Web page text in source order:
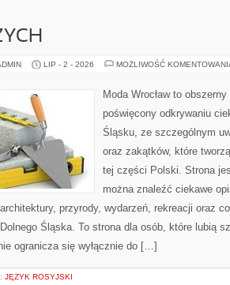
LIP - 2 - 2026 MOŻLIWOŚĆ
Moda Wrocław to
poświęcony odkrywaniu
Śląsku, ze szczególnym
oraz zakątków, które
tej części Polski. Strona
można znaleźć ciekawe
przyrody, wydarzeń, rekreacji oraz
Śląska. To strona dla osób, które lubią
ogranicza się wyłącznie do […]
JĘZYK ROSYJSKI